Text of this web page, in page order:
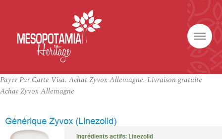
Payer Par Carte Visa. Achat Zyvox Allemagne. Livraison gratuite
Achat Zyvox Allemagne